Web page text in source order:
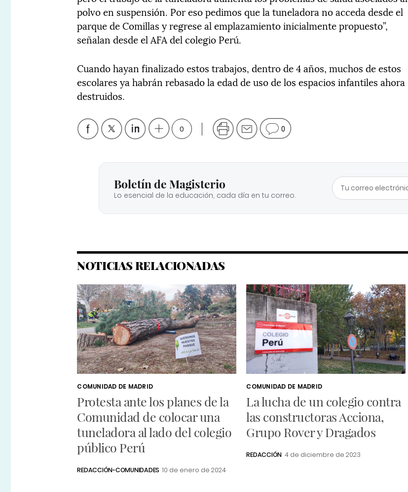
polvo en suspensión. Por eso pedimos que la tuneladora no acceda desde el
parque de Comillas y regrese al emplazamiento inicialmente propuesto”,
señalan desde el AFA del colegio Perú.
Cuando hayan finalizado estos trabajos, dentro de 4 años, muchos de estos
escolares ya habrán rebasado la edad de uso de los espacios infantiles ahora
destruidos.
0 0
Boletín de Magisterio
Lo esencial de la educación, cada día en tu correo.
NOTICIAS RELACIONADAS
COMUNIDAD DE MADRID
Protesta ante los planes de la
Comunidad de colocar una
tuneladora al lado del colegio
público Perú
REDACCIÓN-COMUNIDADES 10 de enero de 2024
COMUNIDAD DE MADRID
La lucha de un colegio contra
las constructoras Acciona,
Grupo Rover y Dragados
REDACCIÓN 4 de diciembre de 2023